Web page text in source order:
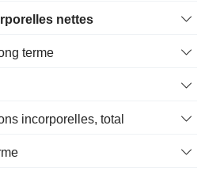
nettes
terme
incorporelles, total